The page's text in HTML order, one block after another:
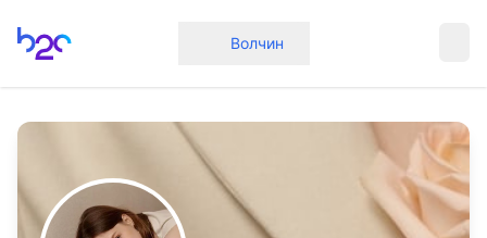
Главная Волчин